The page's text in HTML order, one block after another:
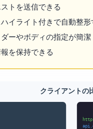
ストを送信できる
イライト付きで自動整形
ーやボディの指定が簡潔
を保持できる
HTTPie vs curl — HTTPクライアン
http